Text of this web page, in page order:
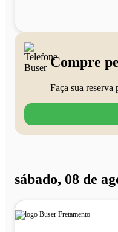
Compre
Faça sua
sábado, 08 de